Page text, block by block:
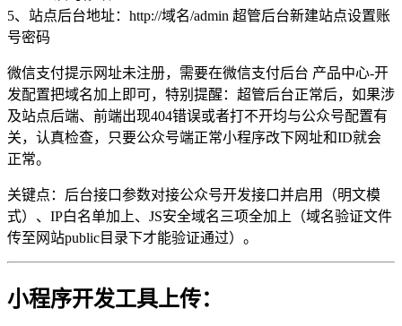
5、站点后台地址：http://域名/admin 超管后台新建站点设置账
号密码
微信支付提示网址未注册，需要在微信支付后台 产品中心-开
发配置把域名加上即可，特别提醒：超管后台正常后，如果涉
及站点后端、前端出现404错误或者打不开均与公众号配置有
关，认真检查，只要公众号端正常小程序改下网址和ID就会
正常。
关键点：后台接口参数对接公众号开发接口并启用（明文模
式）、IP白名单加上、JS安全域名三项全加上（域名验证文件
传至网站public目录下才能验证通过）。
小程序开发工具上传：